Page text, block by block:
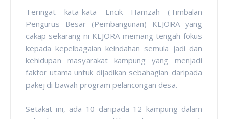
Teringat kata-kata Encik Hamzah (Timbalan
Pengurus Besar (Pembangunan) KEJORA yang
cakap sekarang ni KEJORA memang tengah fokus
kepada kepelbagaian keindahan semula jadi dan
kehidupan masyarakat kampung yang menjadi
faktor utama untuk dijadikan sebahagian daripada
pakej di bawah program pelancongan desa.
Setakat ini, ada 10 daripada 12 kampung dalam